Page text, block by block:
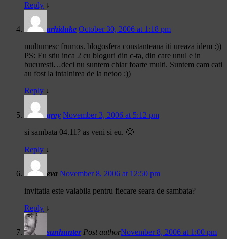
Reply ↓
arhiduke October 30, 2006 at 1:18 pm
multumesc frumos. blogosfera constanteana iti ureaza idem :))
PS: Eu stiu inca 2 cu bloguri din c-ta, din care unul e in
bucuresti…deci nu suntem chiar foarte multi. Suntem cam cati
au fost la intalnirea de la netoo :))
Reply ↓
grey November 3, 2006 at 5:12 pm
si sambata 04.11? as veni si eu. 🙂
Reply ↓
eva November 8, 2006 at 12:50 pm
invitatia este valabila pentru fiecare seara de sambata?
Reply ↓
sunhunter Post authorNovember 8, 2006 at 1:00 pm